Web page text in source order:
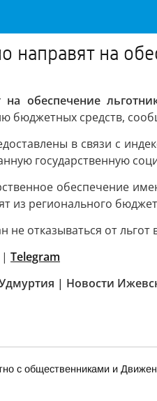
направят на
обеспечение
бюджетных средств,
в связи с
государственную
обеспечение
из регионального
не отказываться от
| Telegram
| Новости
с общественниками и